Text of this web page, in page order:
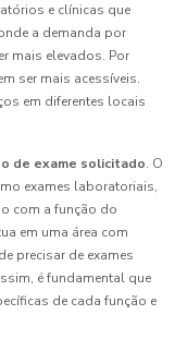
e clínicas que
a demanda por
mais elevados. Por
ser mais acessíveis.
em diferentes locais
de exame solicitado. O
exames laboratoriais,
com a função do
em uma área com
precisar de exames
é fundamental que
de cada função e